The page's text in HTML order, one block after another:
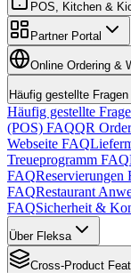
POS, Kitchen &
Partner Portal
Online Ordering &
Häufig gestellte Fragen
Häufig gestellte
(POS) FAQQR
Webseite FAQ
Treueprogramm FAQ
FAQReservierungen
FAQRestaurant
FAQSicherheit &
Über Fleksa
Cross-Product